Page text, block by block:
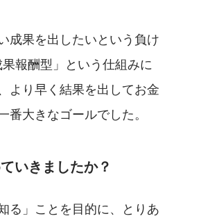
成果を出したいという負け
報酬型」という仕組みに
より早く結果を出してお金
大きなゴールでした。
いきましたか？
る」ことを目的に、とりあ